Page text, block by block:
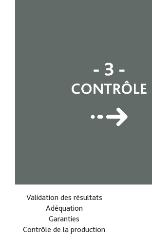
Validation des résultats
Adéquation
Garanties
Contrôle de la production